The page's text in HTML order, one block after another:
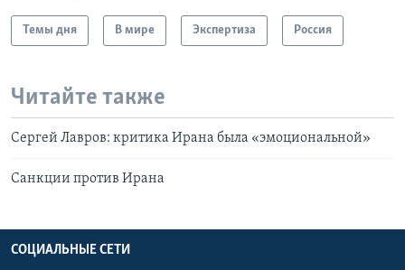
Темы дня В мире Экспертиза Россия
Читайте также
Сергей Лавров: критика Ирана была «эмоциональной»
Санкции против Ирана
СОЦИАЛЬНЫЕ СЕТИ